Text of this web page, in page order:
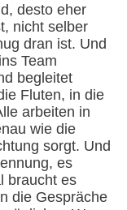
desto eher
nicht selber
dran ist. Und
Team
begleitet
Fluten, in die
arbeiten in
wie die
sorgt. Und
es
braucht es
die Gespräche